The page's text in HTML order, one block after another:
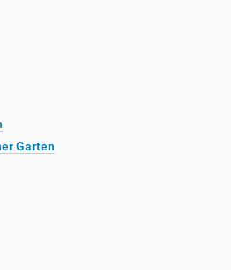
Garten